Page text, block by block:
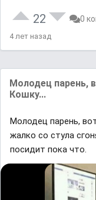
22 0
4 лет назад
Молодец парень,
Кошку...
Молодец парень,
жалко со стула
посидит пока что.